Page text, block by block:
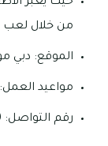
من خلال لعب
الموقع: دبي
مواعيد العمل: يوميا من
رقم التواصل: 382246255800.